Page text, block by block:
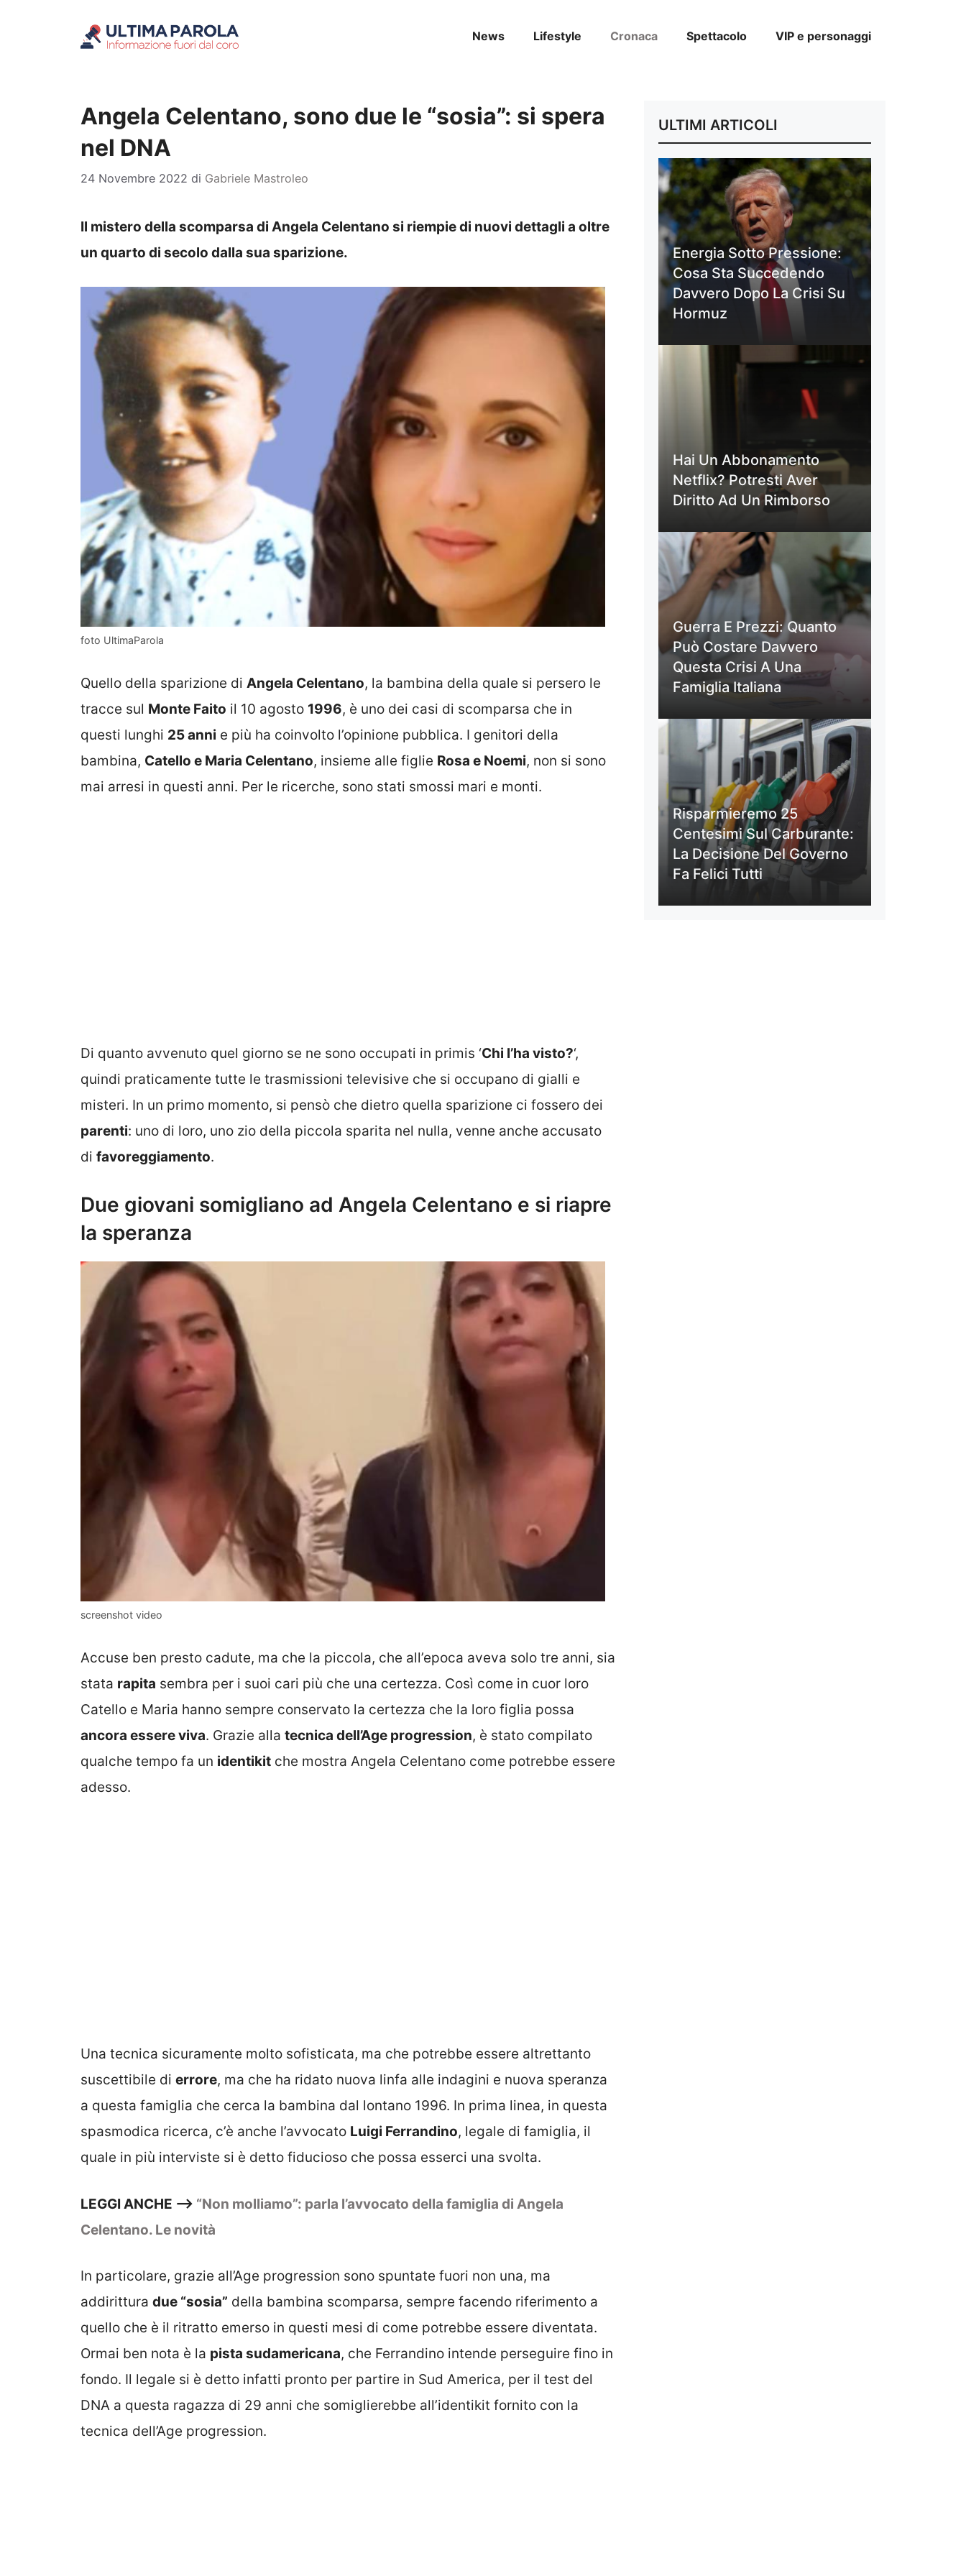
News Lifestyle Cronaca Spettacolo VIP e personaggi
Angela Celentano, sono due le “sosia”: si spera
nel DNA
24 Novembre 2022 di Gabriele Mastroleo
Il mistero della scomparsa di Angela Celentano si riempie di nuovi dettagli a oltre
un quarto di secolo dalla sua sparizione.
foto UltimaParola
Quello della sparizione di Angela Celentano, la bambina della quale si persero le
tracce sul Monte Faito il 10 agosto 1996, è uno dei casi di scomparsa che in
questi lunghi 25 anni e più ha coinvolto l’opinione pubblica. I genitori della
bambina, Catello e Maria Celentano, insieme alle figlie Rosa e Noemi, non si sono
mai arresi in questi anni. Per le ricerche, sono stati smossi mari e monti.
Di quanto avvenuto quel giorno se ne sono occupati in primis ‘Chi l’ha visto?‘,
quindi praticamente tutte le trasmissioni televisive che si occupano di gialli e
misteri. In un primo momento, si pensò che dietro quella sparizione ci fossero dei
parenti: uno di loro, uno zio della piccola sparita nel nulla, venne anche accusato
di favoreggiamento.
Due giovani somigliano ad Angela Celentano e si riapre
la speranza
screenshot video
Accuse ben presto cadute, ma che la piccola, che all’epoca aveva solo tre anni, sia
stata rapita sembra per i suoi cari più che una certezza. Così come in cuor loro
Catello e Maria hanno sempre conservato la certezza che la loro figlia possa
ancora essere viva. Grazie alla tecnica dell’Age progression, è stato compilato
qualche tempo fa un identikit che mostra Angela Celentano come potrebbe essere
adesso.
Una tecnica sicuramente molto sofisticata, ma che potrebbe essere altrettanto
suscettibile di errore, ma che ha ridato nuova linfa alle indagini e nuova speranza
a questa famiglia che cerca la bambina dal lontano 1996. In prima linea, in questa
spasmodica ricerca, c’è anche l’avvocato Luigi Ferrandino, legale di famiglia, il
quale in più interviste si è detto fiducioso che possa esserci una svolta.
LEGGI ANCHE –> “Non molliamo”: parla l’avvocato della famiglia di Angela
Celentano. Le novità
In particolare, grazie all’Age progression sono spuntate fuori non una, ma
addirittura due “sosia” della bambina scomparsa, sempre facendo riferimento a
quello che è il ritratto emerso in questi mesi di come potrebbe essere diventata.
Ormai ben nota è la pista sudamericana, che Ferrandino intende perseguire fino in
fondo. Il legale si è detto infatti pronto per partire in Sud America, per il test del
DNA a questa ragazza di 29 anni che somiglierebbe all’identikit fornito con la
tecnica dell’Age progression.
ULTIMI ARTICOLI
Energia Sotto Pressione:
Cosa Sta Succedendo
Davvero Dopo La Crisi Su
Hormuz
Hai Un Abbonamento
Netflix? Potresti Aver
Diritto Ad Un Rimborso
Guerra E Prezzi: Quanto
Può Costare Davvero
Questa Crisi A Una
Famiglia Italiana
Risparmieremo 25
Centesimi Sul Carburante:
La Decisione Del Governo
Fa Felici Tutti